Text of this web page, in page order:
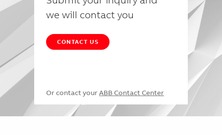
we will contact you
CONTACT US
Or contact your ABB Contact Center